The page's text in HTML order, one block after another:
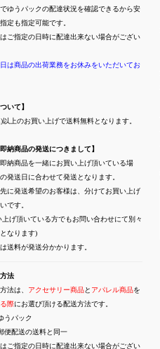
ゆうパックの配達状況を確認できるから安
定も指定可能です。
ご指定の日時に配達出来ない場合がござい
は商品の出荷業務をお休みをいただいてお
いて】
以上のお買い上げで送料無料となります。
納商品の発送につきまして】
納商品を一緒にお買い上げ頂いている場
発送日に合わせて発送となります。
に発送希望のお客様は、分けてお買い上げ
です。
げ頂いている方でもお問い合わせにて別々
なります)
送料が発送分かかります。
法
法は、
アクセサリー商品と アパレル商品を
際にお選び頂ける配送方法です。
うパック
便配送の送料と同一
ご指定の日時に配達出来ない場合がござい